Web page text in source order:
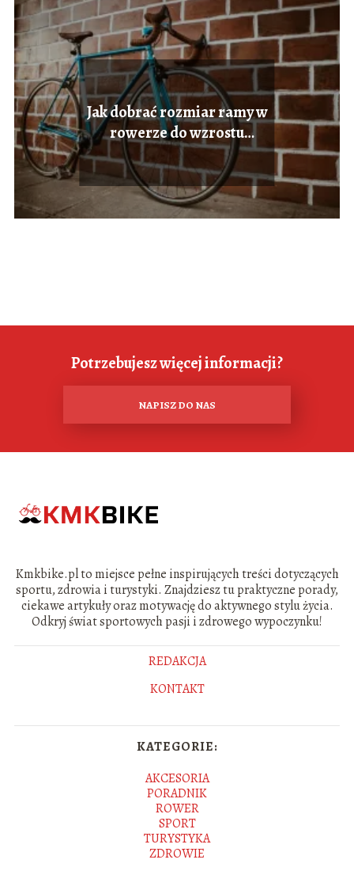
Jak dobrać rozmiar ramy w
rowerze do wzrostu
użytkownika?
Potrzebujesz więcej informacji?
NAPISZ DO NAS
Kmkbike.pl to miejsce pełne inspirujących treści dotyczących
sportu, zdrowia i turystyki. Znajdziesz tu praktyczne porady,
ciekawe artykuły oraz motywację do aktywnego stylu życia.
Odkryj świat sportowych pasji i zdrowego wypoczynku!
REDAKCJA
KONTAKT
KATEGORIE:
AKCESORIA
PORADNIK
ROWER
SPORT
TURYSTYKA
ZDROWIE